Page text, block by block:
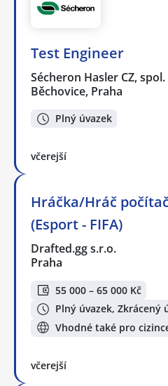
Test Engineer
Sécheron Hasler CZ,
Běchovice, Praha
Plný úvazek
včerejší
Hráčka/Hráč
(Esport - FIFA)
Drafted.gg s.r.o.
Praha
55 000 – 65 000 Kč
Plný úvazek, Zkrácený
Vhodné také pro
včerejší